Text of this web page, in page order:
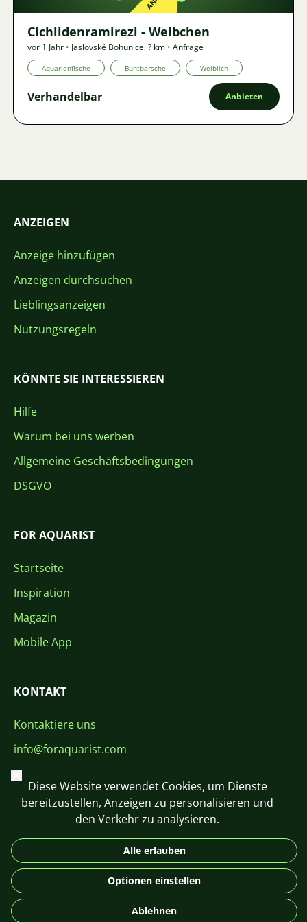
Cichlidenramirezi - Weibchen
vor 1 Jahr • Jaslovské Bohunice,? km • Anfrage
Aquarienfische Buntbarsche Weiblich
Verhandelbar Anbieten
ANZEIGEN
Anzeige hinzufügen
Anzeigen durchsuchen
Lieblingsanzeigen
Nutzungsregeln
KÖNNTE SIE INTERESSIEREN
Hilfe
Warum bei uns werben
Allgemeine Geschäftsbedingungen
DSGVO
FOR AQUARIST
Startseite
Inspiration
Magazin
Mobile App
KONTAKT
Kontaktiere uns
info@foraquarist.com
+420 603 449 602
CS SK EN PL DE
© 2026 For Aquarist
Schließen
Diese Website verwendet Cookies, um Dienste
bereitzustellen, Anzeigen zu personalisieren und
den Verkehr zu analysieren.
Alle erlauben
Optionen einstellen
Ablehnen